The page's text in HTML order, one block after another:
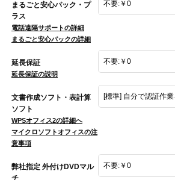
まるごと安心パック・プ
ラス
電話遠隔サポートの詳細
まるごと安心パックの詳細
延長保証
延長保証の説明
文書作成ソフト・表計算
ソフト
WPSオフィス2の詳細へ
マイクロソフトオフィスの注
意事項
弊社指定 外付けDVDマル
チ